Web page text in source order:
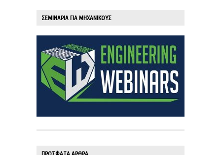
ΣΕΜΙΝΑΡΙΑ ΓΙΑ ΜΗΧΑΝΙΚΟΥΣ
ΠΡΟΣΦΑΤΑ ΑΡΘΡΑ